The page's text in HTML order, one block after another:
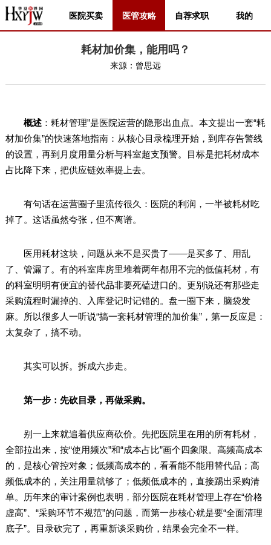
医院买卖 医管攻略 自荐求职 我的
耗材加价集，能用吗？
来源： 曾思远
概述：耗材管理”是医院运营的隐形出血点。本文提出一套“耗
材加价集”的快速落地指南：从核心目录梳理开始，到库存告警线
的设置，再到月度用量分析与科室超支预警。目标是把耗材成本
占比降下来，把供应链效率提上去。
有句话在运营圈子里流传很久：医院的利润，一半被耗材吃
掉了。这话虽然夸张，但不离谱。
医用耗材这块，问题从来不是买贵了——是买多了、用乱
了、管漏了。有的科室库房里堆着两年都用不完的低值耗材，有
的科室明明有便宜的替代品非要死磕进口的。更别说还有那些走
采购流程时漏掉的、入库登记时记错的。盘一圈下来，脑袋发
麻。所以很多人一听说“搞一套耗材管理的加价集”，第一反应是：
太复杂了，搞不动。
其实可以拆。拆成六步走。
第一步：先砍目录，再做采购。
别一上来就追着供应商砍价。先把医院里在用的所有耗材，
全部拉出来，按“使用频次”和“成本占比”画个四象限。高频高成本
的，是核心管控对象；低频高成本的，看看能不能用替代品；高
频低成本的，关注用量就够了；低频低成本的，直接踢出采购清
单。历年来的审计案例也表明，部分医院在耗材管理上存在“价格
虚高”、“采购环节不规范”的问题，而第一步核心就是要“全面清理
底子”。目录砍完了，再重新谈采购价，结果会完全不一样。